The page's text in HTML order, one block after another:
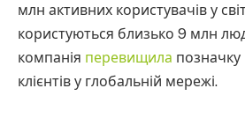
млн активних користувачів у
користуються близько 9 млн
компанія перевищила позначку
клієнтів у глобальній мережі.